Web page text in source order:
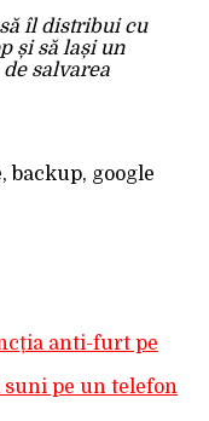
îl distribui cu
și să lași un
salvarea
backup, google
anti-furt pe
suni pe un telefon